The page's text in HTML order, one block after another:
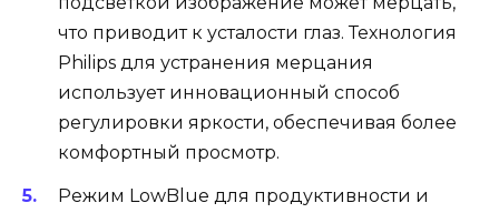
что приводит к усталости глаз. Технология
Philips для устранения мерцания
использует инновационный способ
регулировки яркости, обеспечивая более
комфортный просмотр.
Режим LowBlue для продуктивности и